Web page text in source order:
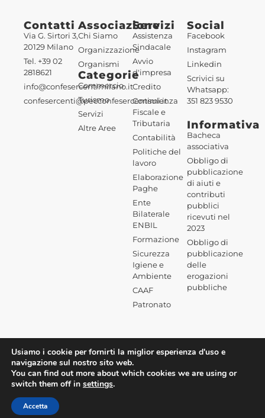
Contatti
Via G. Sirtori 3,
20129 Milano
Tel. +39 02
2818621
info@confesercentimilano.it
confesercenti@pecconfesercentimi.it
Associazione
Chi Siamo
Organizzazione
Organismi
Categorie
Commercio
Turismo
Servizi
Altre Aree
Servizi
Assistenza
Sindacale
Avvio
d'impresa
Credito
Consulenza
Fiscale e
Tributaria
Contabilità
Politiche del
lavoro
Elaborazione
Paghe
Ente
Bilaterale
ENBIL
Formazione
Sicurezza
Igiene e
Ambiente
CAAF
Patronato
Social
Facebook
Instagram
Linkedin
Scrivici su
Whatsapp:
351 823 9530
Informativa
Bacheca
associativa
Obbligo di
pubblicazione
di aiuti e
contributi
pubblici
ricevuti nel
2023
Obbligo di
pubblicazione
delle
erogazioni
pubbliche
©2026 Confesercenti Milano |
Usiamo i cookie per fornirti la miglior esperienza d'uso e
navigazione sul nostro sito web.
You can find out more about which cookies we are using or
switch them off in settings.
Accetta